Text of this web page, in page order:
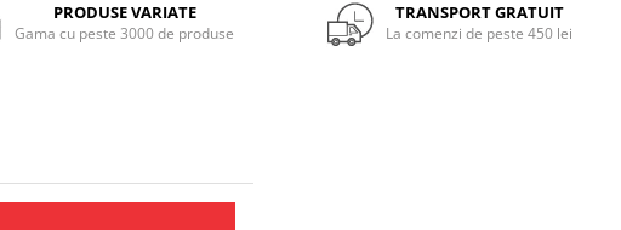
PRODUSE VARIATE
Gama cu peste 3000 de produse
TRANSPORT GRATUIT
La comenzi de peste 450 lei